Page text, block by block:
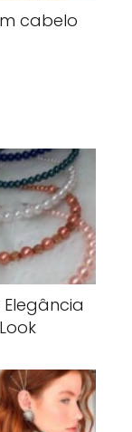
cabelo